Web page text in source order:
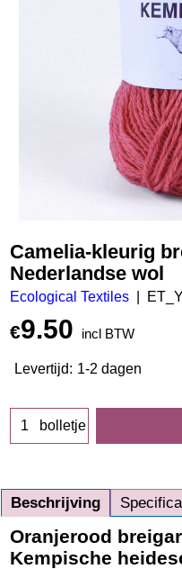
Camelia-kleurig
Nederlandse wol
Ecological Textiles
€9.50 incl BTW
Levertijd: 1-2 dagen
bolletje
Beschrijving
Oranjerood
Kempische